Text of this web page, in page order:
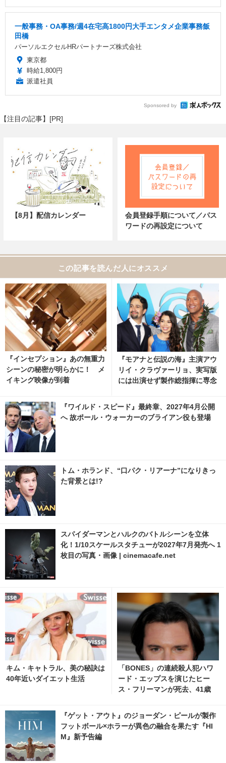
一般事務・OA事務/週4在宅高1800円大手エンタメ企業事務飯
田橋
パーソルエクセルHRパートナーズ株式会社
東京都
時給1,800円
派遣社員
Sponsored by
【注目の記事】[PR]
【8月】配信カレンダー
会員登録手順について／パス
ワードの再設定について
この記事を読んだ人にオススメ
『インセプション』あの無重力
シーンの秘密が明らかに！ メ
イキング映像が到着
『モアナと伝説の海』主演アウ
リイ・クラヴァーリョ、実写版
には出演せず製作総指揮に専念
『ワイルド・スピード』最終章、2027年4月公開
へ 故ポール・ウォーカーのブライアン役も登場
トム・ホランド、“口パク・リアーナ”になりきっ
た背景とは!?
スパイダーマンとハルクのバトルシーンを立体
化！1/10スケールスタチューが2027年7月発売へ 1
枚目の写真・画像 | cinemacafe.net
キム・キャトラル、美の秘訣は
40年近いダイエット生活
「BONES」の連続殺人犯ハワ
ード・エップスを演じたヒー
ス・フリーマンが死去、41歳
『ゲット・アウト』のジョーダン・ピールが製作
フットボール×ホラーが異色の融合を果たす『HI
M』新予告編